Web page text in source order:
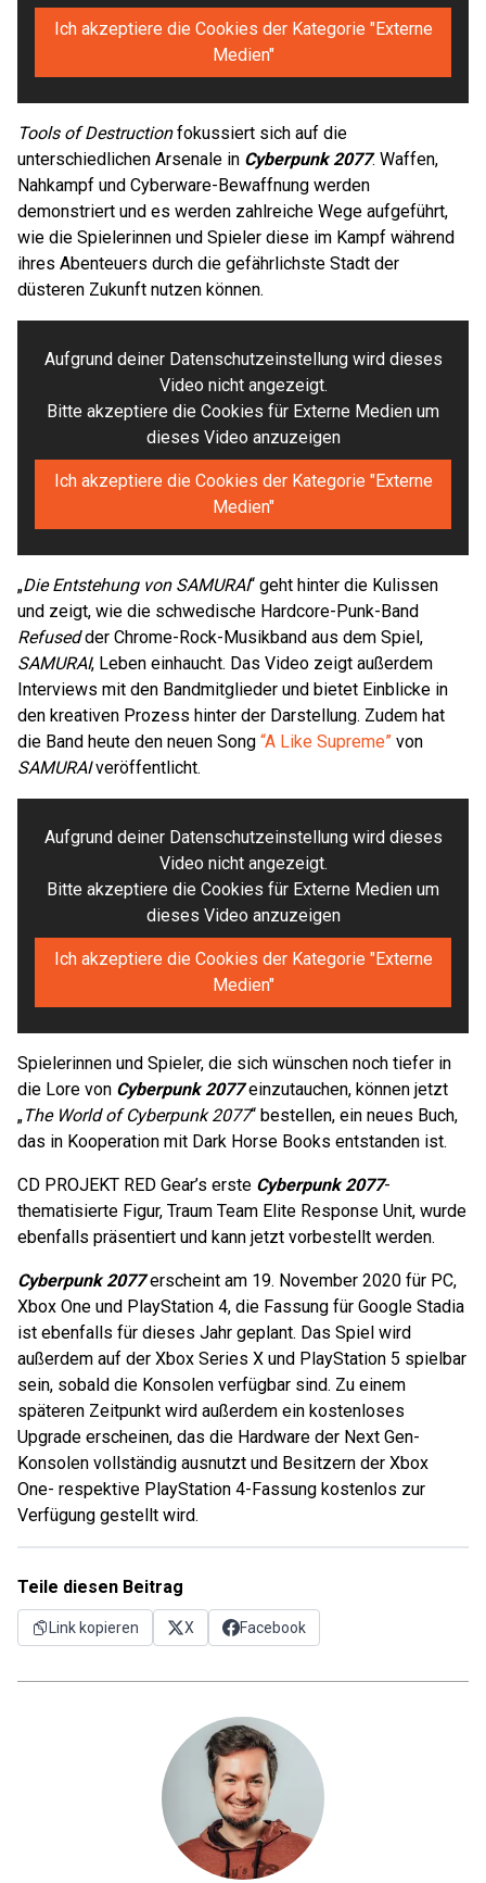
Ich akzeptiere die Cookies der Kategorie "Externe
Medien"
Tools of Destructionfokussiert sich auf die
unterschiedlichen Arsenale in Cyberpunk 2077. Waffen,
Nahkampf und Cyberware-Bewaffnung werden
demonstriert und es werden zahlreiche Wege aufgeführt,
wie die Spielerinnen und Spieler diese im Kampf während
ihres Abenteuers durch die gefährlichste Stadt der
düsteren Zukunft nutzen können.
Aufgrund deiner Datenschutzeinstellung wird dieses
Video nicht angezeigt.
Bitte akzeptiere die Cookies für Externe Medien um
dieses Video anzuzeigen
Ich akzeptiere die Cookies der Kategorie "Externe
Medien"
„Die Entstehung von SAMURAI“ geht hinter die Kulissen
und zeigt, wie die schwedische Hardcore-Punk-Band
Refusedder Chrome-Rock-Musikband aus dem Spiel,
SAMURAI, Leben einhaucht. Das Video zeigt außerdem
Interviews mit den Bandmitglieder und bietet Einblicke in
den kreativen Prozess hinter der Darstellung. Zudem hat
die Band heute den neuen Song “A Like Supreme” von
SAMURAIveröffentlicht.
Aufgrund deiner Datenschutzeinstellung wird dieses
Video nicht angezeigt.
Bitte akzeptiere die Cookies für Externe Medien um
dieses Video anzuzeigen
Ich akzeptiere die Cookies der Kategorie "Externe
Medien"
Spielerinnen und Spieler, die sich wünschen noch tiefer in
die Lore von Cyberpunk 2077einzutauchen, können jetzt
„The World of Cyberpunk 2077“ bestellen, ein neues Buch,
das in Kooperation mit Dark Horse Books entstanden ist.
CD PROJEKT RED Gear’s erste Cyberpunk 2077-
thematisierte Figur, Traum Team Elite Response Unit, wurde
ebenfalls präsentiert und kann jetzt vorbestellt werden.
Cyberpunk 2077erscheint am 19. November 2020 für PC,
Xbox One und PlayStation 4, die Fassung für Google Stadia
ist ebenfalls für dieses Jahr geplant. Das Spiel wird
außerdem auf der Xbox Series X und PlayStation 5 spielbar
sein, sobald die Konsolen verfügbar sind. Zu einem
späteren Zeitpunkt wird außerdem ein kostenloses
Upgrade erscheinen, das die Hardware der Next Gen-
Konsolen vollständig ausnutzt und Besitzern der Xbox
One- respektive PlayStation 4-Fassung kostenlos zur
Verfügung gestellt wird.
Teile diesen Beitrag
Link kopieren X Facebook